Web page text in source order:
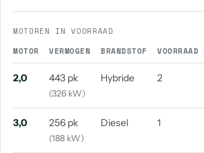
MOTOREN IN VOORRAAD
MOTOR
VERMOGEN BRANDSTOF VOORRAAD
2,0 443 pk
(326 kW)
Hybride 2
3,0 256 pk
(188 kW)
Diesel 1